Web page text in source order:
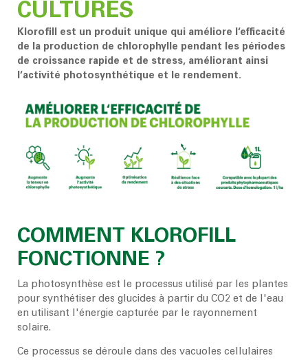
CULTURES
Klorofill est un produit unique qui améliore l‘efficacité
de la production de chlorophylle pendant les périodes
de croissance rapide et de stress, améliorant ainsi
l‘activité photosynthétique et le rendement.
COMMENT KLOROFILL
FONCTIONNE ?
La photosynthèse est le processus utilisé par les plantes
pour synthétiser des glucides à partir du CO2 et de l'eau
en utilisant l'énergie capturée par le rayonnement
solaire.
Ce processus se déroule dans des vacuoles cellulaires